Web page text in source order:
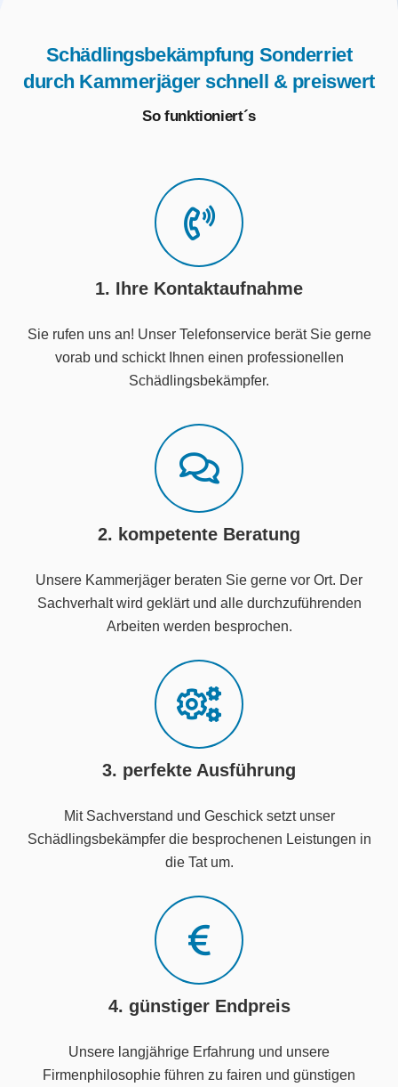
Schädlingsbekämpfung Sonderriet
durch Kammerjäger schnell & preiswert
So funktioniert´s
1. Ihre Kontaktaufnahme
Sie rufen uns an! Unser Telefonservice berät Sie gerne
vorab und schickt Ihnen einen professionellen
Schädlingsbekämpfer.
2. kompetente Beratung
Unsere Kammerjäger beraten Sie gerne vor Ort. Der
Sachverhalt wird geklärt und alle durchzuführenden
Arbeiten werden besprochen.
3. perfekte Ausführung
Mit Sachverstand und Geschick setzt unser
Schädlingsbekämpfer die besprochenen Leistungen in
die Tat um.
4. günstiger Endpreis
Unsere langjährige Erfahrung und unsere
Firmenphilosophie führen zu fairen und günstigen